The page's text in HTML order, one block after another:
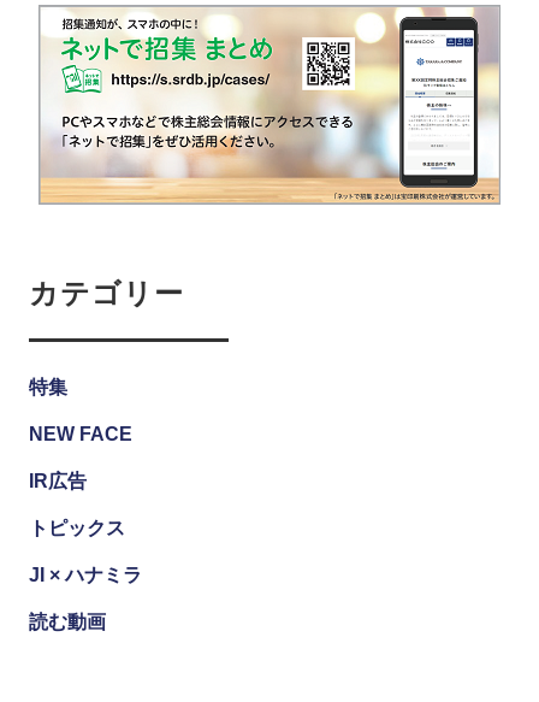
カテゴリー
特集
NEW FACE
IR広告
トピックス
JI × ハナミラ
読む動画